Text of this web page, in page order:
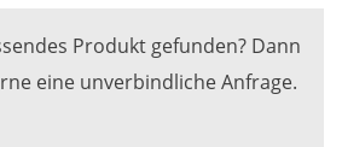
Produkt gefunden? Dann
eine unverbindliche Anfrage.